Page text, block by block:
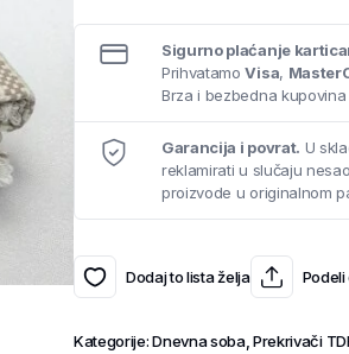
Sigurno plaćanje
PrihvatamoVisa,
Brza i bezbedna
Garancija i povrat. U
reklamirati u slučaju
proizvode u originalnom
Dodaj to lista želja
Kategorije:Dnevna soba,Prekrivači